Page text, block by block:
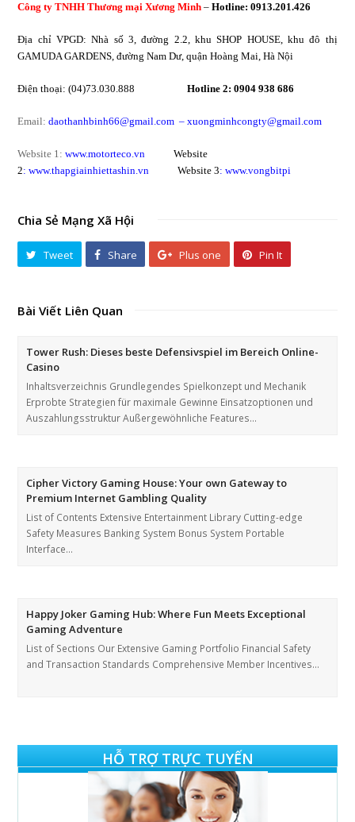
Công ty TNHH Thương mại Xương Minh – Hotline: 0913.201.426
Địa chỉ VPGD: Nhà số 3, đường 2.2, khu SHOP HOUSE, khu đô thị
GAMUDA GARDENS, đường Nam Dư, quận Hoàng Mai, Hà Nội
Điện thoại: (04)73.030.888 Hotline 2:0904 938 686
Email:daothanhbinh66@gmail.com –xuongminhcongty@gmail.com
Website 1:www.motorteco.vn
Website
2:www.thapgiainhiettashin.vn Website 3:www.vongbitpi
Chia Sẻ Mạng Xã Hội
Tweet Share Plus one Pin It
Bài Viết Liên Quan
Tower Rush: Dieses beste Defensivspiel im Bereich Online-
Casino
Inhaltsverzeichnis Grundlegendes Spielkonzept und Mechanik
Erprobte Strategien für maximale Gewinne Einsatzoptionen und
Auszahlungsstruktur Außergewöhnliche Features…
Cipher Victory Gaming House: Your own Gateway to
Premium Internet Gambling Quality
List of Contents Extensive Entertainment Library Cutting-edge
Safety Measures Banking System Bonus System Portable
Interface…
Happy Joker Gaming Hub: Where Fun Meets Exceptional
Gaming Adventure
List of Sections Our Extensive Gaming Portfolio Financial Safety
and Transaction Standards Comprehensive Member Incentives…
HỖ TRỢ TRỰC TUYẾN